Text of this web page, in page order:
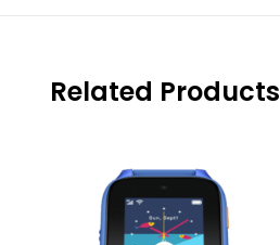
Related Products